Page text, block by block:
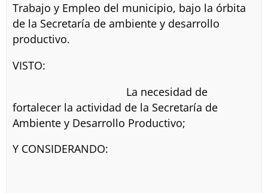
Trabajo y Empleo del municipio, bajo la órbita
de la Secretaría de ambiente y desarrollo
productivo.
VISTO:
La necesidad de
fortalecer la actividad de la Secretaría de
Ambiente y Desarrollo Productivo;
Y CONSIDERANDO: